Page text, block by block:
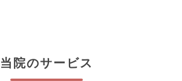
当院のサービス